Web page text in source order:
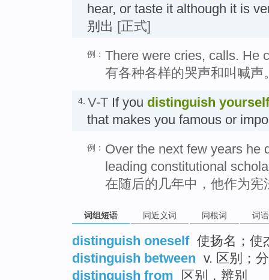
hear, or taste it although it is
别出 [正式]
例： There were cries, calls. He
有各种各样的哭声和叫喊
4. V-T If you distinguish yourself
that makes you famous or
例： Over the next few years he
leading constitutional
在随后的几年中，他作为
词组短语 同近义词 同根词 词
distinguish oneself 使扬名；使
distinguish between v. 区别；
distinguish from
区别，辨别